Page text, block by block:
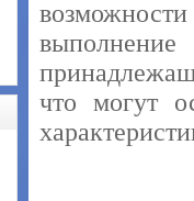
что могут